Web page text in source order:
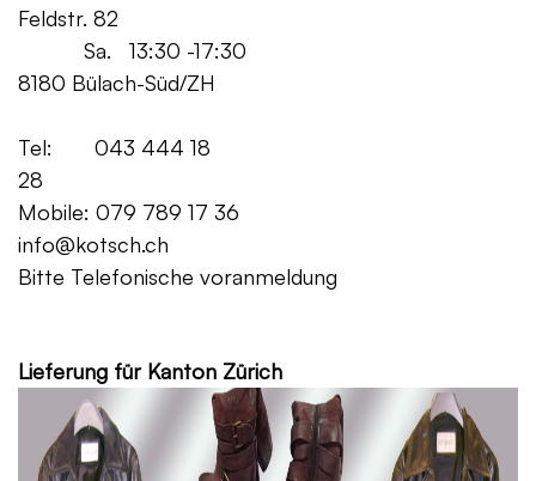
Feldstr. 82
Sa. 13:30 -17:30
8180 Bülach-Süd/ZH
Tel: 043 444 18
28
Mobile: 079 789 17 36
info@kotsch.ch
Bitte Telefonische voranmeldung
Lieferung für Kanton Zürich